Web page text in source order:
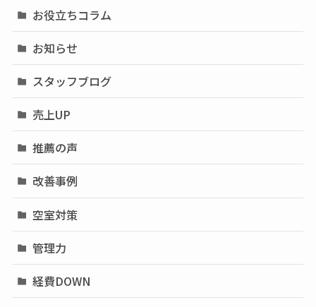
お役立ちコラム
お知らせ
スタッフブログ
売上UP
推薦の声
改善事例
空室対策
管理力
経費DOWN